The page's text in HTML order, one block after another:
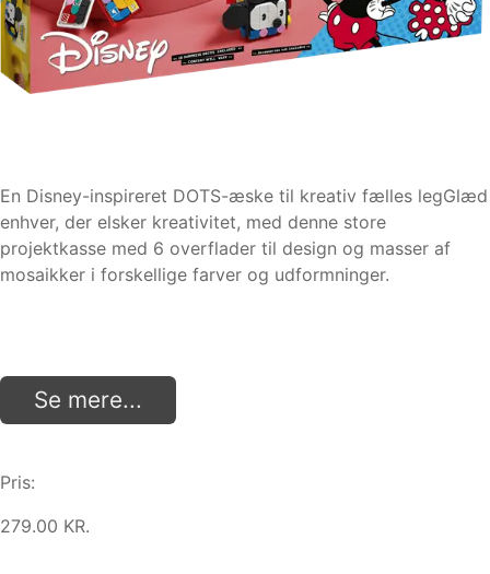
En Disney-inspireret DOTS-æske til kreativ fælles legGlæd
enhver, der elsker kreativitet, med denne store
projektkasse med 6 overflader til design og masser af
mosaikker i forskellige farver og udformninger.
Se mere...
Pris:
279.00 KR.